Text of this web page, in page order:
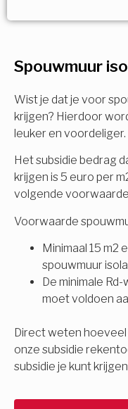
Spouwmuur
Wist je dat je voor
krijgen? Hierdoor
leuker en voordeliger.
Het subsidie bedrag
krijgen is 5 euro per
volgende
Voorwaarde
Minimaal 15 m2
spouwmuur
De minimale
moet voldoen
Direct weten hoeveel
onze subsidie
subsidie je kunt
Meerdere
Isolatiemaatregel
Spouwisolatie
Vloerisolatie
Dakisolatie
Gevelisolatie
Vorige
Vul uw
Voornaam
Achternaam